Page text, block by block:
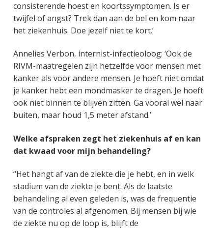
consisterende hoest en koortssymptomen. Is er
twijfel of angst? Trek dan aan de bel en kom naar
het ziekenhuis. Doe jezelf niet te kort.’
Annelies Verbon, internist-infectieoloog: ‘Ook de
RIVM-maatregelen zijn hetzelfde voor mensen met
kanker als voor andere mensen. Je hoeft niet omdat
je kanker hebt een mondmasker te dragen. Je hoeft
ook niet binnen te blijven zitten. Ga vooral wel naar
buiten, maar houd 1,5 meter afstand.’
Welke afspraken zegt het ziekenhuis af en kan
dat kwaad voor mijn behandeling?
“Het hangt af van de ziekte die je hebt, en in welk
stadium van de ziekte je bent. Als de laatste
behandeling al even geleden is, was de frequentie
van de controles al afgenomen. Bij mensen bij wie
de ziekte nu op de loop is, blijft de